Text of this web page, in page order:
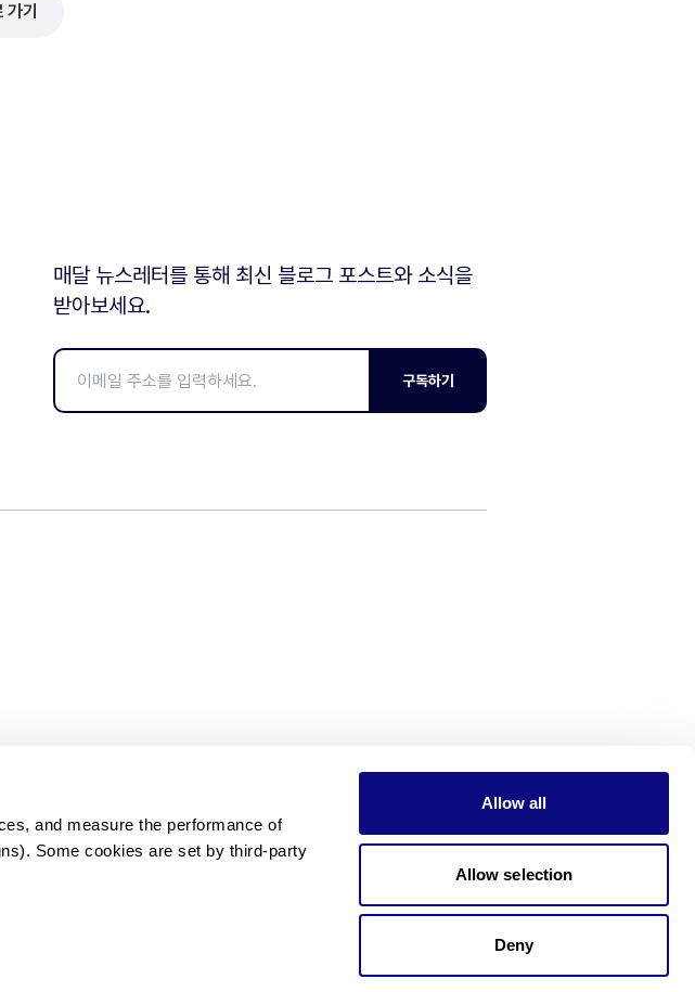
and measure the performance of
Some cookies are set by third-party
Allow all
Allow selection
Deny
기
매달 뉴스레터를 통해 최신 블로그 포스트와 소식을
받아보세요.
구독하기